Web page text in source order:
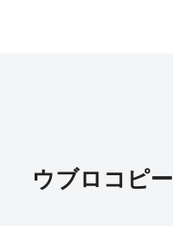
ウブロコピー